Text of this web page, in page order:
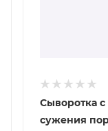
Сыворотка
сужения